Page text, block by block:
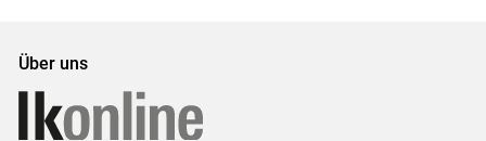
Über uns